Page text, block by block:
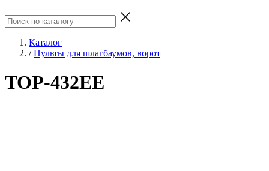
Каталог
/ Пульты для шлагбаумов, ворот
TOP-432EE